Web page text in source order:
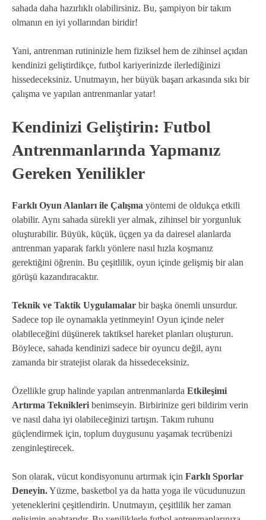
sahada daha hazırlıklı olabilirsiniz. Bu, şampiyon bir takım
olmanın en iyi yollarından biridir!
Yani, antrenman rutininizle hem fiziksel hem de zihinsel açıdan
kendinizi geliştirdikçe, futbol kariyerinizde ilerlediğinizi
hissedeceksiniz. Unutmayın, her büyük başarı arkasında sıkı bir
çalışma ve yapılan antrenmanlar yatar!
Kendinizi Geliştirin: Futbol
Antrenmanlarında Yapmanız
Gereken Yenilikler
Farklı Oyun Alanları ile Çalışma yöntemi de oldukça etkili
olabilir. Aynı sahada sürekli yer almak, zihinsel bir yorgunluk
oluşturabilir. Büyük, küçük, üçgen ya da dairesel alanlarda
antrenman yaparak farklı yönlere nasıl hızla koşmanız
gerektiğini öğrenin. Bu çeşitlilik, oyun içinde gelişmiş bir alan
görüşü kazandıracaktır.
Teknik ve Taktik Uygulamalar bir başka önemli unsurdur.
Sadece top ile oynamakla yetinmeyin! Oyun içinde neler
olabileceğini düşünerek taktiksel hareket planları oluşturun.
Böylece, sahada kendinizi sadece bir oyuncu değil, aynı
zamanda bir stratejist olarak da hissedeceksiniz.
Özellikle grup halinde yapılan antrenmanlarda Etkileşimi
Artırma Teknikleri benimseyin. Birbirinize geri bildirim verin
ve nasıl daha iyi olabileceğinizi tartışın. Takım ruhunu
güçlendirmek için, toplum duygusunu yaşamak tecrübenizi
zenginleştirecek.
Son olarak, vücut kondisyonunu artırmak için Farklı Sporlar
Deneyin.Yüzme, basketbol ya da hatta yoga ile vücudunuzun
yeteneklerini çeşitlendirin. Unutmayın, çeşitlilik her zaman